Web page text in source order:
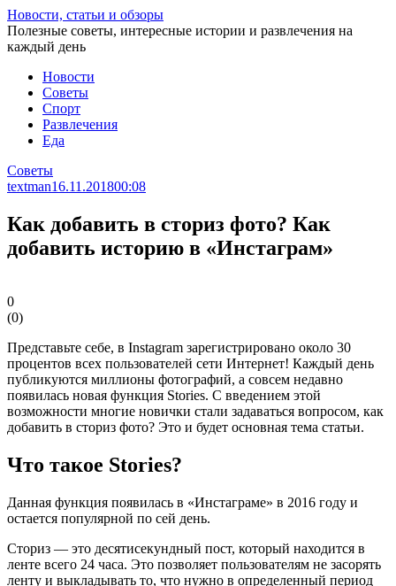
Перейти
к
статье
Новости, статьи и обзоры
Полезные советы, интересные истории и развлечения на
каждый день
Новости
Советы
Спорт
Развлечения
Еда
Советы
textman16.11.201800:08
Как добавить в сториз фото? Как
добавить историю в «Инстаграм»
0
(0)
Представьте себе, в Instagram зарегистрировано около 30
процентов всех пользователей сети Интернет! Каждый день
публикуются миллионы фотографий, а совсем недавно
появилась новая функция Stories. С введением этой
возможности многие новички стали задаваться вопросом, как
добавить в сториз фото? Это и будет основная тема статьи.
Что такое Stories?
Данная функция появилась в «Инстаграме» в 2016 году и
остается популярной по сей день.
Сториз — это десятисекундный пост, который находится в
ленте всего 24 часа. Это позволяет пользователям не засорять
ленту и выкладывать то, что нужно в определенный период